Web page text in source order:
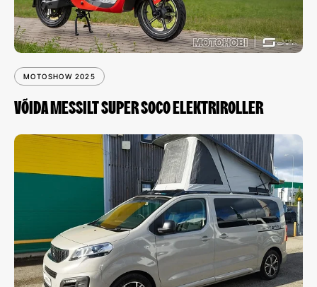
MOTOSHOW 2025
VÕIDA MESSILT SUPER SOCO ELEKTRIROLLER